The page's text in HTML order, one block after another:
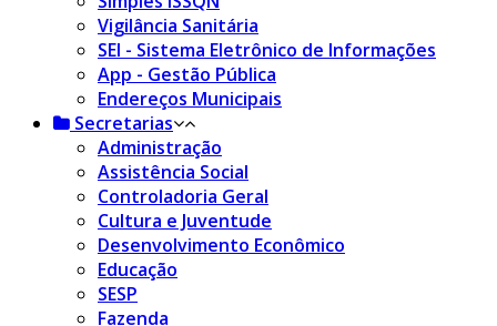
Vigilância Sanitária
SEI - Sistema Eletrônico de Informações
App - Gestão Pública
Endereços Municipais
Secretarias
Administração
Assistência Social
Controladoria Geral
Cultura e Juventude
Desenvolvimento Econômico
Educação
SESP
Fazenda